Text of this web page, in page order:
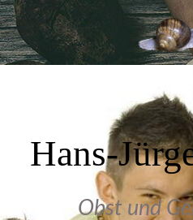
Hans-
Obst und